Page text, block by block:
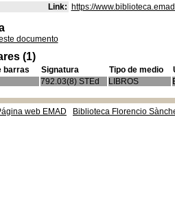
Link: https://
documento
(1)
barras Signatura Tipo de medio
792.03(8) STEd LIBROS
web EMAD Biblioteca Florencio